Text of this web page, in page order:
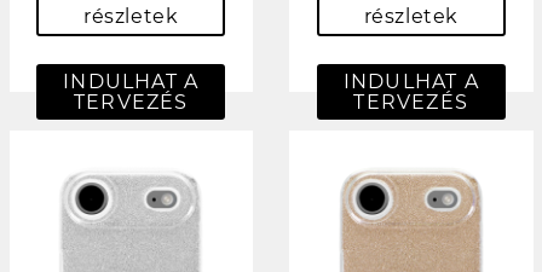
részletek
INDULHAT A
TERVEZÉS
részletek
INDULHAT A
TERVEZÉS